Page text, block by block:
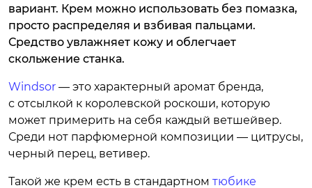
вариант. Крем можно использовать без помазка,
просто распределяя и взбивая пальцами.
Средство увлажняет кожу и облегчает
скольжение станка.
Windsor — это характерный аромат бренда,
с отсылкой к королевской роскоши, которую
может примерить на себя каждый ветшейвер.
Среди нот парфюмерной композиции — цитрусы,
черный перец, ветивер.
Такой же крем есть в стандартном тюбике